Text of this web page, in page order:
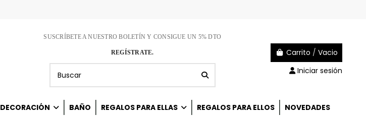
SUSCRÍBETE A NUESTRO BOLETÍN Y CONSIGUE UN 5% DTO
REGÍSTRATE. Carrito / Vacio
Iniciar sesión
DECORACIÓN BAÑO REGALOS PARA ELLAS REGALOS PARA ELLOS NOVEDADES